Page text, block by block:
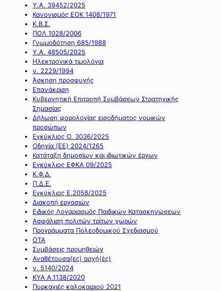
Υ.Α. 39452/2025
Κανονισμός ΕΟΚ 1408/1971
Κ.Β.Σ.
ΠΟΛ 1028/2006
Γνωμοδότηση 685/1988
Υ.Α. 48505/2025
Ηλεκτρονικά τιμολόγια
ν. 2229/1994
Άσκηση προσφυγής
Επανάκριση
Κυβερνητική Επιτροπή Συμβάσεων Στρατηγικής
Σημασίας
Δήλωση φορολογίας εισοδήματος νομικών
προσώπων
Εγκύκλιος Ο. 3036/2025
Οδηγία (ΕΕ) 2024/1265
Κατάταξη δημοσίων και ιδιωτικών έργων
Εγκύκλιος ΕΦΚΑ 09/2025
Κ.Φ.Δ.
Π.Δ.Ε.
Εγκύκλιος Ε.2058/2025
Διακοπή εργασιών
Ειδικός Λογαριασμός Παιδικών Κατασκηνώσεων
Ασφάλιση πολιτών τρίτων χωρών
Προγράμματα Πολεοδομικού Σχεδιασμού
ΟΤΑ
Συμβάσεις προμηθειών
Αναθέτουσα(ες) αρχή(ές)
ν. 5140/2024
ΚΥΑ Α.1138/2020
Πυρκαγιές καλοκαιριού 2021